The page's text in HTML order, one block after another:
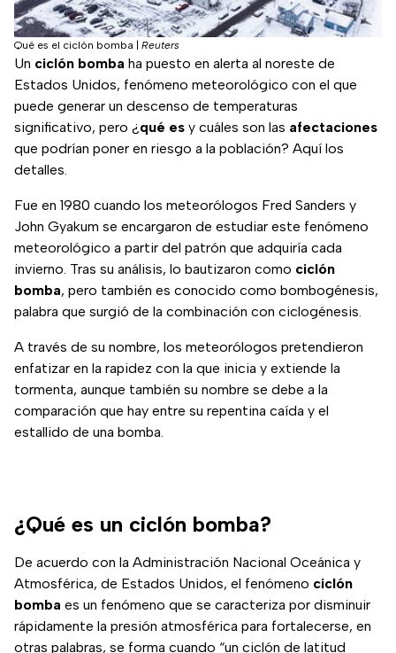
Qué es el ciclón bomba Reuters
Un ciclón bomba ha puesto en alerta al noreste de
Estados Unidos, fenómeno meteorológico con el que
puede generar un descenso de temperaturas
significativo, pero ¿qué es y cuáles son las afectaciones
que podrían poner en riesgo a la población? Aquí los
detalles.
Fue en 1980 cuando los meteorólogos Fred Sanders y
John Gyakum se encargaron de estudiar este fenómeno
meteorológico a partir del patrón que adquiría cada
invierno. Tras su análisis, lo bautizaron como ciclón
bomba, pero también es conocido como bombogénesis,
palabra que surgió de la combinación con ciclogénesis.
A través de su nombre, los meteorólogos pretendieron
enfatizar en la rapidez con la que inicia y extiende la
tormenta, aunque también su nombre se debe a la
comparación que hay entre su repentina caída y el
estallido de una bomba.
¿Qué es un ciclón bomba?
De acuerdo con la Administración Nacional Oceánica y
Atmosférica, de Estados Unidos, el fenómeno ciclón
bomba es un fenómeno que se caracteriza por disminuir
rápidamente la presión atmosférica para fortalecerse, en
otras palabras, se forma cuando “un ciclón de latitud